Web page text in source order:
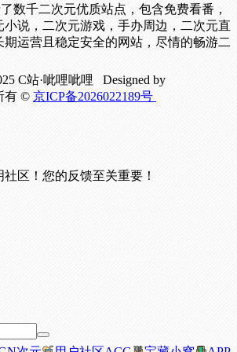
数千二次元优质站点，包含免费看番，
小说，二次元游戏，手办周边，二次元直
运营且稳定安全的网站，尽情的畅游二
C站·呲哩呲哩 Designed by
有 © 京ICP备2026022189号
区！您的反馈至关重要！